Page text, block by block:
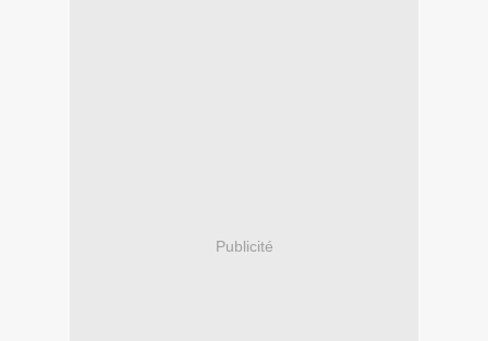
Publicité